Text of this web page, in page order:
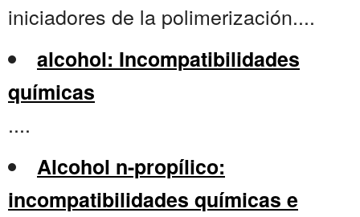
iniciadores de la polimerización....
alcohol: Incompatibilidades
químicas
....
Alcohol n-propílico:
incompatibilidades químicas e